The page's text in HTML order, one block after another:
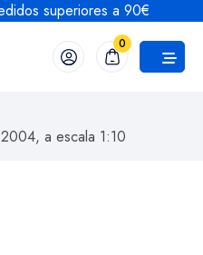
superiores a 90€
0
a escala 1:10